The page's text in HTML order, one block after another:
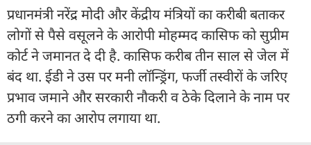
प्रधानमंत्री नरेंद्र मोदी और केंद्रीय मंत्रियों का करीबी बताकर
लोगों से पैसे वसूलने के आरोपी मोहम्मद कासिफ को सुप्रीम
कोर्ट ने जमानत दे दी है. कासिफ करीब तीन साल से जेल में
बंद था. ईडी ने उस पर मनी लॉन्ड्रिंग, फर्जी तस्वीरों के जरिए
प्रभाव जमाने और सरकारी नौकरी व ठेके दिलाने के नाम पर
ठगी करने का आरोप लगाया था.